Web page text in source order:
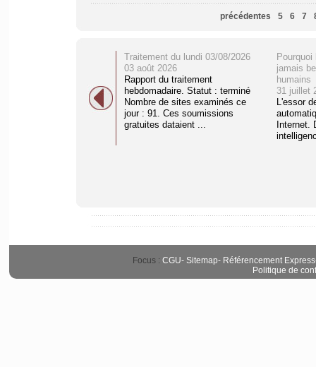
précédentes 5 6 7
Traitement du lundi 03/08/2026
03 août 2026
Rapport du traitement
hebdomadaire. Statut : terminé
Nombre de sites examinés ce
jour : 91. Ces soumissions
gratuites dataient ...
jamais
humains
31 juillet
L'essor
Internet.
Focus : CGU- Sitemap- Référencement Express
Politique de